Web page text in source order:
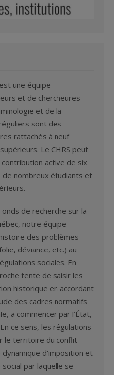
une équipe
et de chercheures
et de la
sont des
rattachés à neuf
Le CHRS peut
active de six
de nombreux étudiants et
de recherche sur la
notre équipe
des problèmes
déviance, etc.) au
sociales. En
tente de saisir les
historique en accordant
des cadres normatifs
à commencer par l’État,
ce sens, les régulations
le territoire du conflit
dynamique d'imposition et
par laquelle se